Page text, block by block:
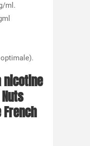
ml.
nicotine
French